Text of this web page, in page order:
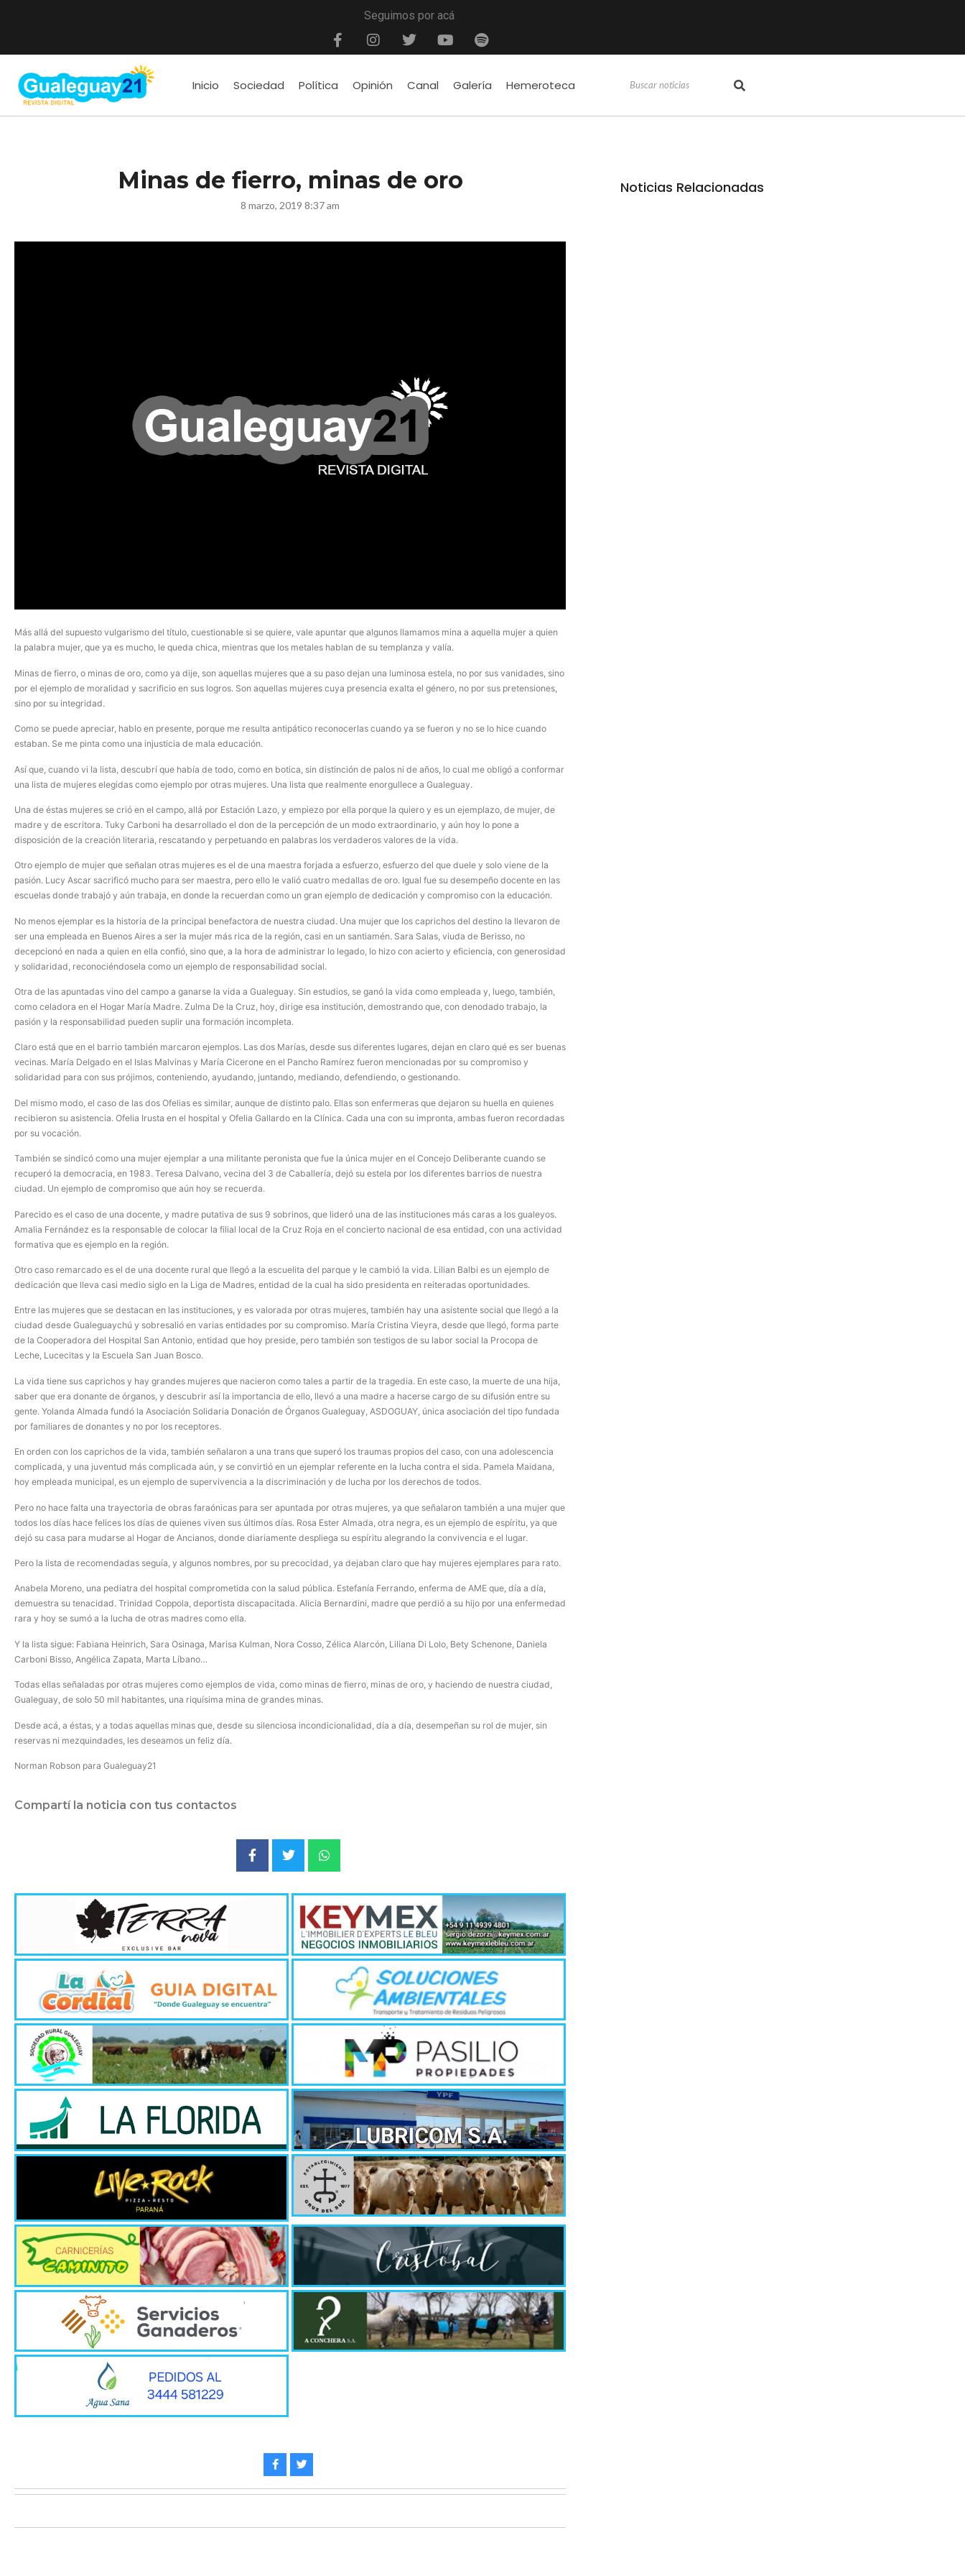
Seguimos por acá
Inicio Sociedad Política Opinión Canal Galería Hemeroteca
Minas de fierro, minas de oro
8 marzo, 2019 8:37 am
Más allá del supuesto vulgarismo del título, cuestionable si se quiere, vale apuntar que algunos llamamos mina a aquella mujer a quien
la palabra mujer, que ya es mucho, le queda chica, mientras que los metales hablan de su templanza y valía.
Minas de fierro, o minas de oro, como ya dije, son aquellas mujeres que a su paso dejan una luminosa estela, no por sus vanidades, sino
por el ejemplo de moralidad y sacrificio en sus logros. Son aquellas mujeres cuya presencia exalta el género, no por sus pretensiones,
sino por su integridad.
Como se puede apreciar, hablo en presente, porque me resulta antipático reconocerlas cuando ya se fueron y no se lo hice cuando
estaban. Se me pinta como una injusticia de mala educación.
Así que, cuando vi la lista, descubrí que había de todo, como en botica, sin distinción de palos ni de años, lo cual me obligó a conformar
una lista de mujeres elegidas como ejemplo por otras mujeres. Una lista que realmente enorgullece a Gualeguay.
Una de éstas mujeres se crió en el campo, allá por Estación Lazo, y empiezo por ella porque la quiero y es un ejemplazo, de mujer, de
madre y de escritora. Tuky Carboni ha desarrollado el don de la percepción de un modo extraordinario, y aún hoy lo pone a
disposición de la creación literaria, rescatando y perpetuando en palabras los verdaderos valores de la vida.
Otro ejemplo de mujer que señalan otras mujeres es el de una maestra forjada a esfuerzo, esfuerzo del que duele y solo viene de la
pasión. Lucy Ascar sacrificó mucho para ser maestra, pero ello le valió cuatro medallas de oro. Igual fue su desempeño docente en las
escuelas donde trabajó y aún trabaja, en donde la recuerdan como un gran ejemplo de dedicación y compromiso con la educación.
No menos ejemplar es la historia de la principal benefactora de nuestra ciudad. Una mujer que los caprichos del destino la llevaron de
ser una empleada en Buenos Aires a ser la mujer más rica de la región, casi en un santiamén. Sara Salas, viuda de Berisso, no
decepcionó en nada a quien en ella confió, sino que, a la hora de administrar lo legado, lo hizo con acierto y eficiencia, con generosidad
y solidaridad, reconociéndosela como un ejemplo de responsabilidad social.
Otra de las apuntadas vino del campo a ganarse la vida a Gualeguay. Sin estudios, se ganó la vida como empleada y, luego, también,
como celadora en el Hogar María Madre. Zulma De la Cruz, hoy, dirige esa institución, demostrando que, con denodado trabajo, la
pasión y la responsabilidad pueden suplir una formación incompleta.
Claro está que en el barrio también marcaron ejemplos. Las dos Marías, desde sus diferentes lugares, dejan en claro qué es ser buenas
vecinas. María Delgado en el Islas Malvinas y María Cicerone en el Pancho Ramírez fueron mencionadas por su compromiso y
solidaridad para con sus prójimos, conteniendo, ayudando, juntando, mediando, defendiendo, o gestionando.
Del mismo modo, el caso de las dos Ofelias es similar, aunque de distinto palo. Ellas son enfermeras que dejaron su huella en quienes
recibieron su asistencia. Ofelia Irusta en el hospital y Ofelia Gallardo en la Clínica. Cada una con su impronta, ambas fueron recordadas
por su vocación.
También se sindicó como una mujer ejemplar a una militante peronista que fue la única mujer en el Concejo Deliberante cuando se
recuperó la democracia, en 1983. Teresa Dalvano, vecina del 3 de Caballería, dejó su estela por los diferentes barrios de nuestra
ciudad. Un ejemplo de compromiso que aún hoy se recuerda.
Parecido es el caso de una docente, y madre putativa de sus 9 sobrinos, que lideró una de las instituciones más caras a los gualeyos.
Amalia Fernández es la responsable de colocar la filial local de la Cruz Roja en el concierto nacional de esa entidad, con una actividad
formativa que es ejemplo en la región.
Otro caso remarcado es el de una docente rural que llegó a la escuelita del parque y le cambió la vida. Lilian Balbi es un ejemplo de
dedicación que lleva casi medio siglo en la Liga de Madres, entidad de la cual ha sido presidenta en reiteradas oportunidades.
Entre las mujeres que se destacan en las instituciones, y es valorada por otras mujeres, también hay una asistente social que llegó a la
ciudad desde Gualeguaychú y sobresalió en varias entidades por su compromiso. María Cristina Vieyra, desde que llegó, forma parte
de la Cooperadora del Hospital San Antonio, entidad que hoy preside, pero también son testigos de su labor social la Procopa de
Leche, Lucecitas y la Escuela San Juan Bosco.
La vida tiene sus caprichos y hay grandes mujeres que nacieron como tales a partir de la tragedia. En este caso, la muerte de una hija,
saber que era donante de órganos, y descubrir así la importancia de ello, llevó a una madre a hacerse cargo de su difusión entre su
gente. Yolanda Almada fundó la Asociación Solidaria Donación de Órganos Gualeguay, ASDOGUAY, única asociación del tipo fundada
por familiares de donantes y no por los receptores.
En orden con los caprichos de la vida, también señalaron a una trans que superó los traumas propios del caso, con una adolescencia
complicada, y una juventud más complicada aún, y se convirtió en un ejemplar referente en la lucha contra el sida. Pamela Maidana,
hoy empleada municipal, es un ejemplo de supervivencia a la discriminación y de lucha por los derechos de todos.
Pero no hace falta una trayectoria de obras faraónicas para ser apuntada por otras mujeres, ya que señalaron también a una mujer que
todos los días hace felices los días de quienes viven sus últimos días. Rosa Ester Almada, otra negra, es un ejemplo de espíritu, ya que
dejó su casa para mudarse al Hogar de Ancianos, donde diariamente despliega su espíritu alegrando la convivencia e el lugar.
Pero la lista de recomendadas seguía, y algunos nombres, por su precocidad, ya dejaban claro que hay mujeres ejemplares para rato.
Anabela Moreno, una pediatra del hospital comprometida con la salud pública. Estefanía Ferrando, enferma de AME que, día a día,
demuestra su tenacidad. Trinidad Coppola, deportista discapacitada. Alicia Bernardini, madre que perdió a su hijo por una enfermedad
rara y hoy se sumó a la lucha de otras madres como ella.
Y la lista sigue: Fabiana Heinrich, Sara Osinaga, Marisa Kulman, Nora Cosso, Zélica Alarcón, Liliana Di Lolo, Bety Schenone, Daniela
Carboni Bisso, Angélica Zapata, Marta Líbano…
Todas ellas señaladas por otras mujeres como ejemplos de vida, como minas de fierro, minas de oro, y haciendo de nuestra ciudad,
Gualeguay, de solo 50 mil habitantes, una riquísima mina de grandes minas.
Desde acá, a éstas, y a todas aquellas minas que, desde su silenciosa incondicionalidad, día a día, desempeñan su rol de mujer, sin
reservas ni mezquindades, les deseamos un feliz día.
Norman Robson para Gualeguay21
Compartí la noticia con tus contactos
Noticias Relacionadas